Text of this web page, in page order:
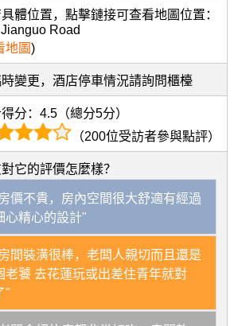
體位置，點擊鏈接可查看地圖位置：
Road
地圖)
時變更，酒店停車情況請詢問櫃檯
分：4.5（總分5分）
（200位受訪者參與點評）
它的評價怎麼樣？
價不貴，房內空間很大舒適有經過
心精心的設計"
間裝潢很棒，老闆人親切而且還是
老饕 去花蓮玩或出差住青年就對
"